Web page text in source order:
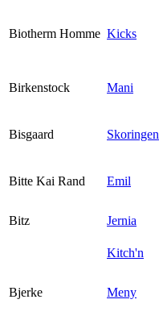
Biotherm Homme Kicks
Birkenstock Mani
Bisgaard Skoringen
Bitte Kai Rand Emil
Bitz
Jernia
Kitch'n
Bjerke Meny